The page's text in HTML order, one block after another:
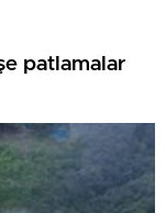
patlamalar